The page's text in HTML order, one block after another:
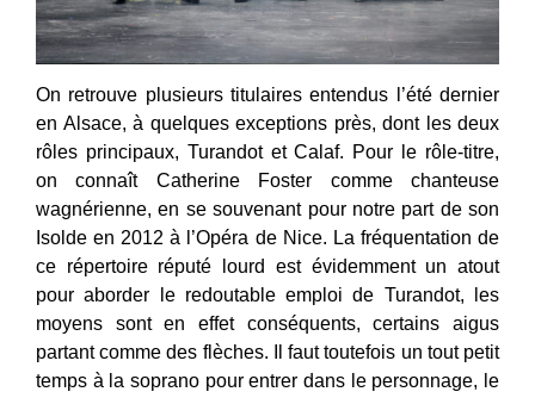
On retrouve plusieurs titulaires entendus l’été dernier
en Alsace, à quelques exceptions près, dont les deux
rôles principaux, Turandot et Calaf. Pour le rôle-titre,
on connaît Catherine Foster comme chanteuse
wagnérienne, en se souvenant pour notre part de son
Isolde en 2012 à l’Opéra de Nice. La fréquentation de
ce répertoire réputé lourd est évidemment un atout
pour aborder le redoutable emploi de Turandot, les
moyens sont en effet conséquents, certains aigus
partant comme des flèches. Il faut toutefois un tout petit
temps à la soprano pour entrer dans le personnage, le